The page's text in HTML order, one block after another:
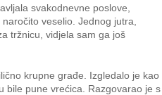
svakodnevne poslove,
veselio. Jednog jutra,
tržnicu, vidjela sam ga još
krupne građe. Izgledalo je kao
bile pune vrećica. Razgovarao je s